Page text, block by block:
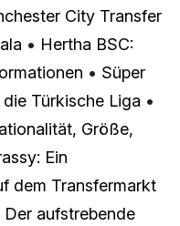
City Transfer
• Hertha BSC:
• Süper
Türkische Liga •
Größe,
Ein
dem Transfermarkt
Der aufstrebende